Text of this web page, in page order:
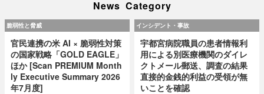
News Category
脆弱性と脅威
官民連携の米 AI × 脆弱性対策
の国家戦略「GOLD EAGLE」
ほか [Scan PREMIUM Month
ly Executive Summary 2026
年7月度]
インシデント・事故
宇都宮病院職員の患者情報利
用による別医療機関のダイレ
クトメール郵送、調査の結果
直接的金銭的利益の受領が無
いことを確認